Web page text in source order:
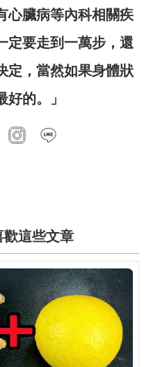
心臟病等內科相關疾
定要走到一萬步，還
定，當然如果身體狀
的。」
twitter instagram
歡這些文章